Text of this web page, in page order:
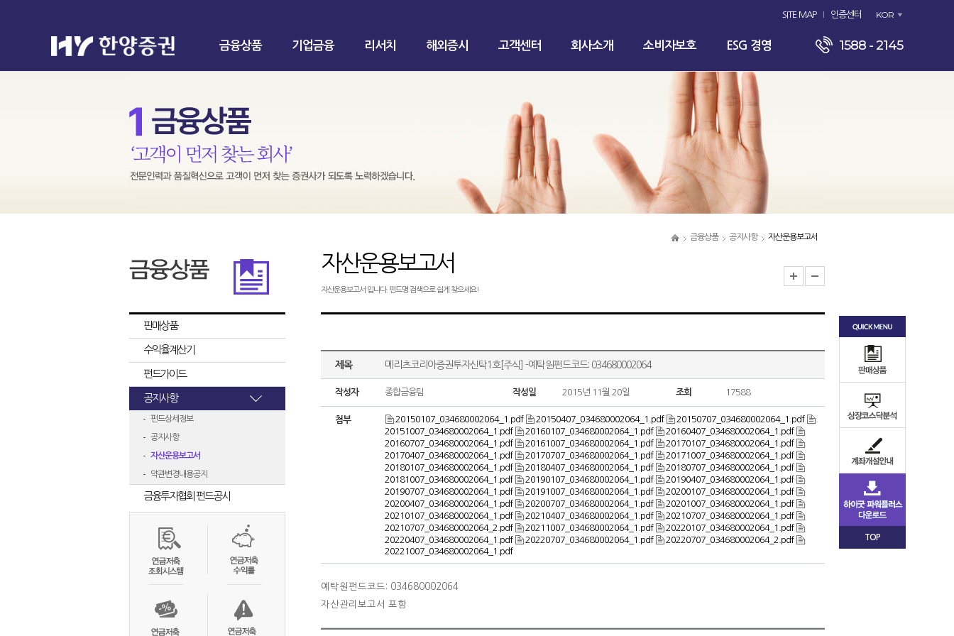
SITE MAP 인증센터 KOR
금융상품 기업금융 리서치 해외증시 고객센터 회사소개 소비자보호 ESG 경영 1588 - 2145
금융상품 공지사항 자산운용보고서
판매상품
수익율계산기
펀드가이드
공지사항
펀드상세정보
공지사항
자산운용보고서
약관변경내용공지
금융투자협회 펀드공시
자산운용보고서
자산운용보고서 입니다. 펀드명 검색으로 쉽게 찾으세요!
제목 메리츠코리아증권투자신탁1호[주식] -예탁원펀드코드: 034680002064
작성자 종합금융팀 작성일 2015년 11월 20일 조회 17588
첨부 20150107_034680002064_1.pdf 20150407_034680002064_1.pdf
20150707_034680002064_1.pdf
20151007_034680002064_1.pdf
20160107_034680002064_1.pdf
20160407_034680002064_1.pdf
20160707_034680002064_1.pdf
20161007_034680002064_1.pdf
20170107_034680002064_1.pdf
20170407_034680002064_1.pdf
20170707_034680002064_1.pdf
20171007_034680002064_1.pdf
20180107_034680002064_1.pdf
20180407_034680002064_1.pdf
20180707_034680002064_1.pdf
20181007_034680002064_1.pdf
20190107_034680002064_1.pdf
20190407_034680002064_1.pdf
20190707_034680002064_1.pdf
20191007_034680002064_1.pdf
20200107_034680002064_1.pdf
20200407_034680002064_1.pdf
20200707_034680002064_1.pdf
20201007_034680002064_1.pdf
20210107_034680002064_1.pdf
20210407_034680002064_1.pdf
20210707_034680002064_1.pdf
20210707_034680002064_2.pdf
20211007_034680002064_1.pdf
20220107_034680002064_1.pdf
20220407_034680002064_1.pdf
20220707_034680002064_1.pdf
20220707_034680002064_2.pdf
20221007_034680002064_1.pdf
예탁원펀드코드: 034680002064
자산관리보고서 포함
TOP